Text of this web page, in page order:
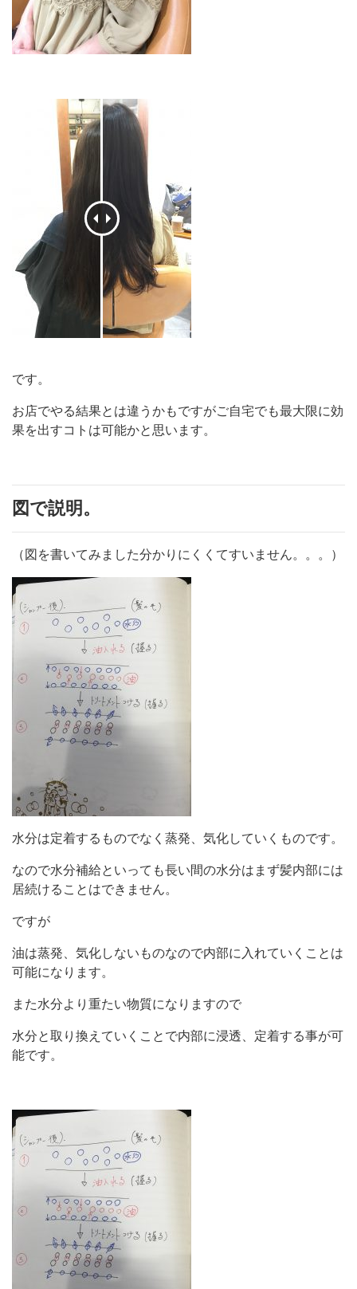
です。
お店でやる結果とは違うかもですがご自宅でも最大限に効
果を出すコトは可能かと思います。
図で説明。
（図を書いてみました分かりにくくてすいません。。。）
水分は定着するものでなく蒸発、気化していくものです。
なので水分補給といっても長い間の水分はまず髪内部には
居続けることはできません。
ですが
油は蒸発、気化しないものなので内部に入れていくことは
可能になります。
また水分より重たい物質になりますので
水分と取り換えていくことで内部に浸透、定着する事が可
能です。